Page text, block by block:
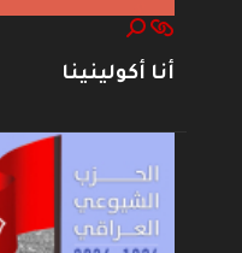
أنا أكولينينا